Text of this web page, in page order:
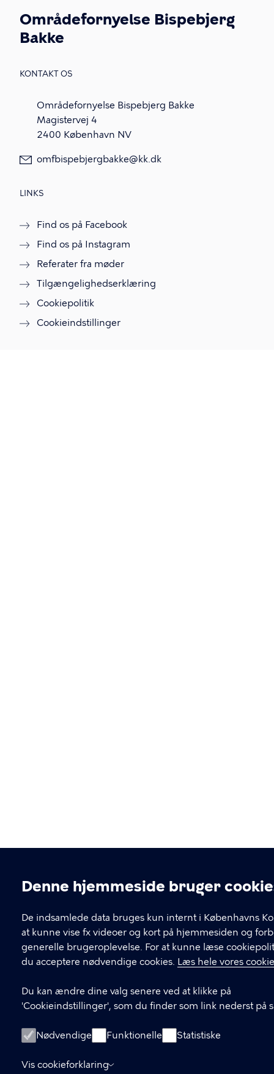
Cookieindstillinger
Denne hjemmeside bruger
De indsamlede data bruges kun internt i Københavns
at kunne vise fx videoer og kort på hjemmesiden og
generelle brugeroplevelse. For at kunne læse
du acceptere nødvendige cookies. Læs hele vores
Du kan ændre dine valg senere ved at klikke på
'Cookieindstillinger', som du finder som link nederst på
Nødvendige Funktionelle Statistiske
Vis cookieforklaring
Områdefornyelse Bispebjerg
Bakke
KONTAKT OS
Områdefornyelse Bispebjerg Bakke
Magistervej 4
2400 København NV
omfbispebjergbakke@kk.dk
LINKS
Find os på Facebook
Find os på Instagram
Referater fra møder
Tilgængelighedserklæring
Cookiepolitik
Cookieindstillinger